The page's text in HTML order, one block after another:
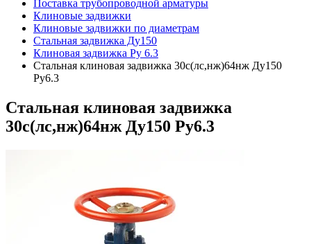
Поставка трубопроводной арматуры
Клиновые задвижки
Клиновые задвижки по диаметрам
Стальная задвижка Ду150
Клиновая задвижка Ру 6.3
Стальная клиновая задвижка 30с(лс,нж)64нж Ду150
Ру6.3
Стальная клиновая задвижка
30с(лс,нж)64нж Ду150 Ру6.3